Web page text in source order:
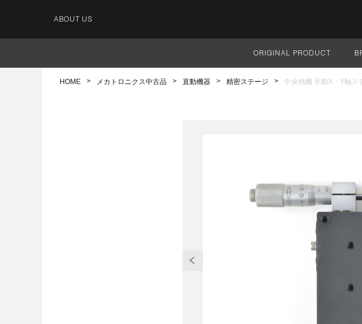
ABOUT US
サイト全体
ORIGINAL PRODUCT
HOME メカトロニクス中古品 直動機器 精密ステージ 中央精機 手動X・Y軸ス